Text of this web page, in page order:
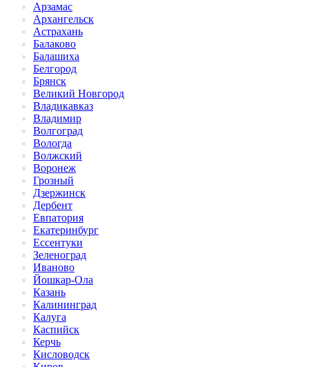
Арзамас
Архангельск
Астрахань
Балаково
Балашиха
Белгород
Брянск
Великий Новгород
Владикавказ
Владимир
Волгоград
Вологда
Волжский
Воронеж
Грозный
Дзержинск
Дербент
Евпатория
Екатеринбург
Ессентуки
Зеленоград
Иваново
Йошкар-Ола
Казань
Калининград
Калуга
Каспийск
Керчь
Кисловодск